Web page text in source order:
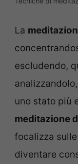
La
escludendo,
uno stato più
meditazione
focalizza
diventare